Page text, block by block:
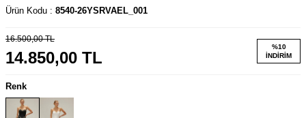
Ürün Kodu : 8540-26YSRVAEL_001
16.500,00TL
14.850,00 TL
%10
İNDIRIM
Renk